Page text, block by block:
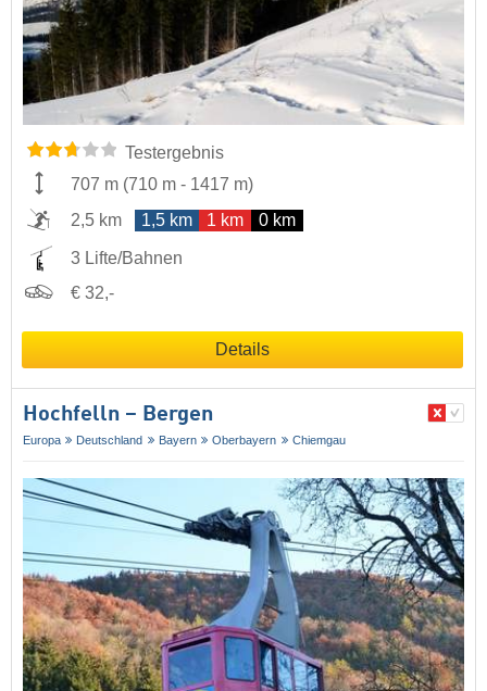
Testergebnis
707 m (710 m - 1417 m)
2,5 km
1,5 km 1 km 0 km
3 Lifte/Bahnen
€ 32,-
Details
Hochfelln – Bergen
Europa Deutschland Bayern Oberbayern Chiemgau